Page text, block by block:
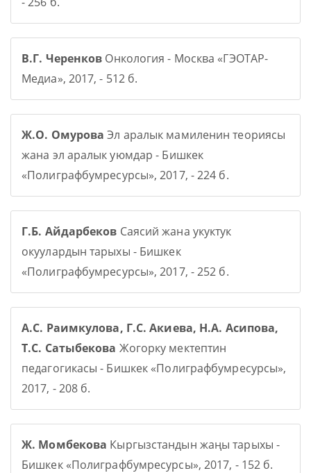
В.Г. Черенков Онкология - Москва «ГЭОТАР-
Медиа», 2017, - 512 б.
Ж.О. Омурова Эл аралык мамиленин теориясы
жана эл аралык уюмдар - Бишкек
«Полиграфбумресурсы», 2017, - 224 б.
Г.Б. Айдарбеков Саясий жана укуктук
окуулардын тарыхы - Бишкек
«Полиграфбумресурсы», 2017, - 252 б.
А.С. Раимкулова, Г.С. Акиева, Н.А. Асипова,
Т.С. Сатыбекова Жогорку мектептин
педагогикасы - Бишкек «Полиграфбумресурсы»,
2017, - 208 б.
Ж. Момбекова Кыргызстандын жаңы тарыхы -
Бишкек «Полиграфбумресурсы», 2017, - 152 б.